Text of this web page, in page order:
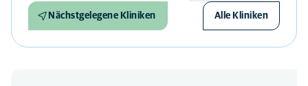
Nächstgelegene Kliniken Alle Kliniken